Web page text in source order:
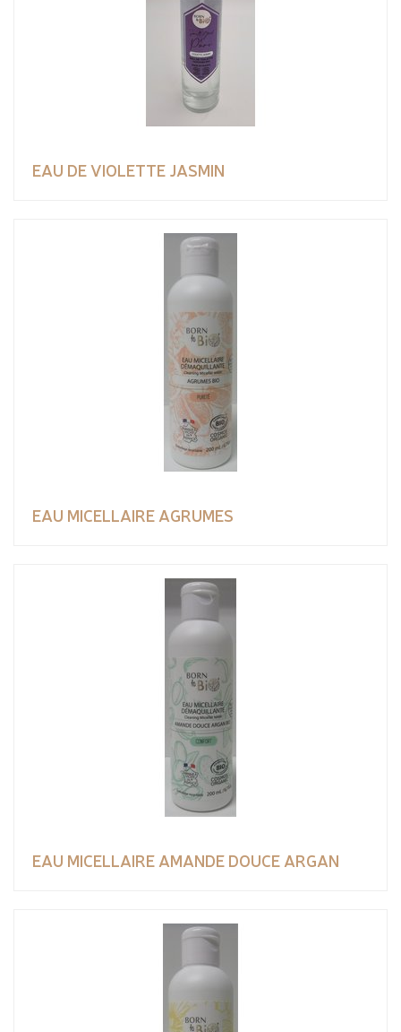
EAU DE VIOLETTE JASMIN
EAU MICELLAIRE AGRUMES
EAU MICELLAIRE AMANDE DOUCE ARGAN